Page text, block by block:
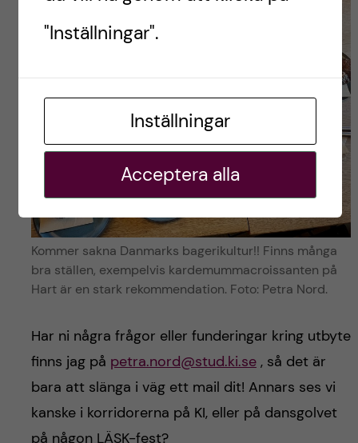
Kommer sakna Danmarks bagerikultur!! Finns många
bra ställen, exempelvis kardemummacroissanten på
Hart är en stark rekommendation. Foto: Petra Nord.
Har ni några frågor eller funderingar kring utbyte
finns jag på petra.nord@stud.ki.se, så det är
bara att slänga i väg ett mail dit! Annars ses vi
kanske i korridorerna på KI, eller på dansgolvet
på någon LÄSK-fest?
"Inställningar".
Inställningar
Acceptera alla